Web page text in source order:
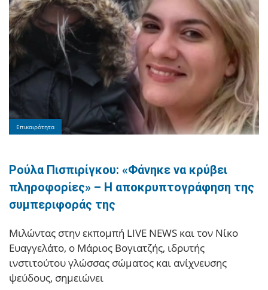
Επικαιρότητα
Ρούλα Πισπιρίγκου: «Φάνηκε να κρύβει
πληροφορίες» – Η αποκρυπτογράφηση της
συμπεριφοράς της
Μιλώντας στην εκπομπή LIVE NEWS και τον Νίκο
Ευαγγελάτο, ο Μάριος Βογιατζής, ιδρυτής
ινστιτούτου γλώσσας σώματος και ανίχνευσης
ψεύδους, σημειώνει